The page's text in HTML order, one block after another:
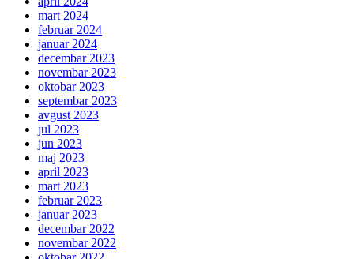
mart 2024
februar 2024
januar 2024
decembar 2023
novembar 2023
oktobar 2023
septembar 2023
avgust 2023
jul 2023
jun 2023
maj 2023
april 2023
mart 2023
februar 2023
januar 2023
decembar 2022
novembar 2022